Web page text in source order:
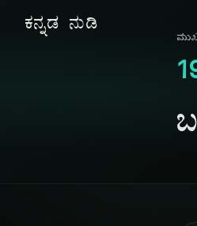
ಕನ್ನಡ ನುಡಿ